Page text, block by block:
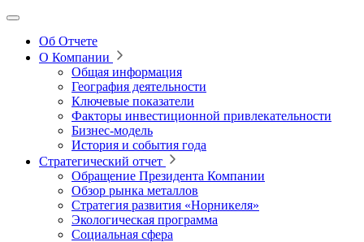
Об Отчете
О Компании
Общая информация
География деятельности
Ключевые показатели
Факторы инвестиционной привлекательности
Бизнес-модель
История и события года
Стратегический отчет
Обращение Президента Компании
Обзор рынка металлов
Стратегия развития «Норникеля»
Экологическая программа
Социальная сфера